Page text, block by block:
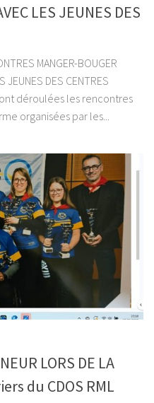
LES JEUNES DES
MANGER-BOUGER
JEUNES DES CENTRES
déroulées les rencontres
organisées par les...
LORS DE LA
du CDOS RML